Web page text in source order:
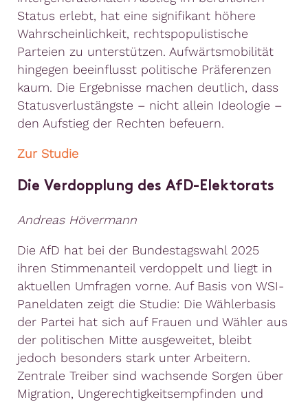
Status erlebt, hat eine signifikant höhere
Wahrscheinlichkeit, rechtspopulistische
Parteien zu unterstützen. Aufwärtsmobilität
hingegen beeinflusst politische Präferenzen
kaum. Die Ergebnisse machen deutlich, dass
Statusverlustängste – nicht allein Ideologie –
den Aufstieg der Rechten befeuern.
Zur Studie
Die Verdopplung des AfD-Elektorats
Andreas Hövermann
Die AfD hat bei der Bundestagswahl 2025
ihren Stimmenanteil verdoppelt und liegt in
aktuellen Umfragen vorne. Auf Basis von WSI-
Paneldaten zeigt die Studie: Die Wählerbasis
der Partei hat sich auf Frauen und Wähler aus
der politischen Mitte ausgeweitet, bleibt
jedoch besonders stark unter Arbeitern.
Zentrale Treiber sind wachsende Sorgen über
Migration, Ungerechtigkeitsempfinden und